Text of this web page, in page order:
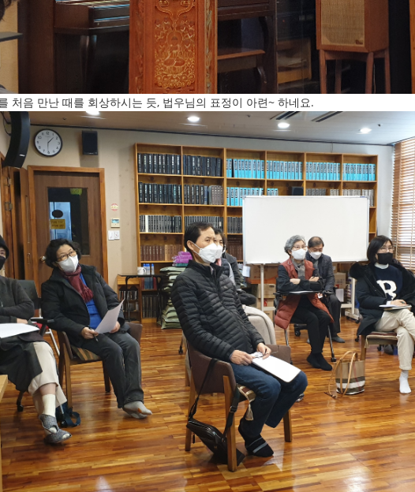
처음 만난 때를 회상하시는 듯, 법우님의 표정이 아련~ 하네요.